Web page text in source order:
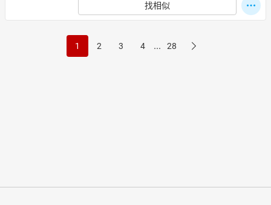
找相似
1 2 3 4 ... 28